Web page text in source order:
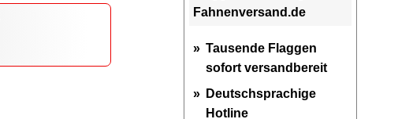
Fahnenversand.de
Tausende Flaggen
sofort versandbereit
Deutschsprachige
Hotline